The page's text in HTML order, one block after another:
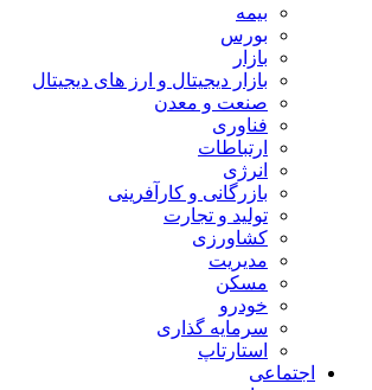
بیمه
بورس
بازار
بازار دیجیتال و ارز های دیجیتال
صنعت و معدن
فناوری
ارتباطات
انرژی
بازرگانی و کارآفرینی
تولید و تجارت
کشاورزی
مدیریت
مسکن
خودرو
سرمایه گذاری
استارتاپ
اجتماعی